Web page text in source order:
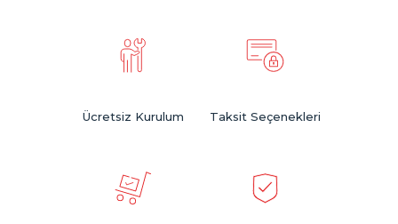
Ücretsiz Kurulum Taksit Seçenekleri